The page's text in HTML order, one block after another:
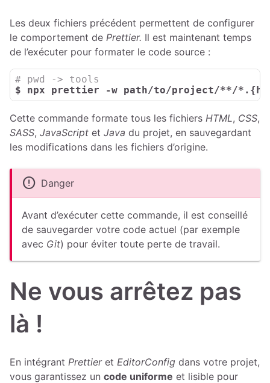
Les deux fichiers précédent permettent de configurer
le comportement de Prettier. Il est maintenant temps
de l’exécuter pour formater le code source :
$ npx prettier -w path/to/project/**/
Cette commande formate tous les fichiers HTML, CSS,
SASS, JavaScript et Java du projet, en sauvegardant
les modifications dans les fichiers d’origine.
error Danger
Avant d’exécuter cette commande, il est conseillé
de sauvegarder votre code actuel (par exemple
avec Git) pour éviter toute perte de travail.
Ne vous arrêtez pas
là !
En intégrant Prettieret EditorConfig dans votre projet,
vous garantissez un code uniforme et lisible pour